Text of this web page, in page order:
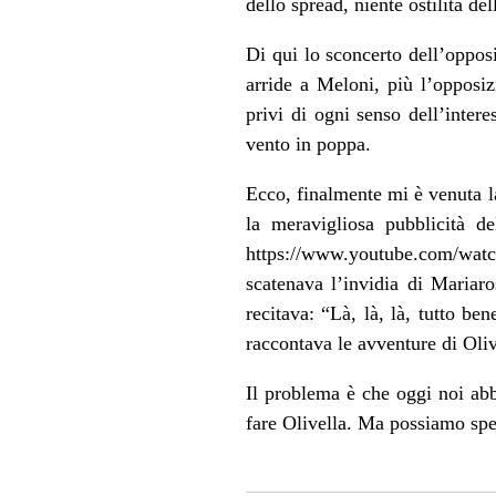
Di qui lo sconcerto
arride a Meloni, più
privi di ogni senso
vento in poppa.
Ecco, finalmente mi è venuta
la meravigliosa pubblicità
https://www.youtube.com/
scatenava l’invidia di
recitava: “Là, là, là, tutto
raccontava le avventure di
Il problema è che oggi noi
fare Olivella. Ma possiamo